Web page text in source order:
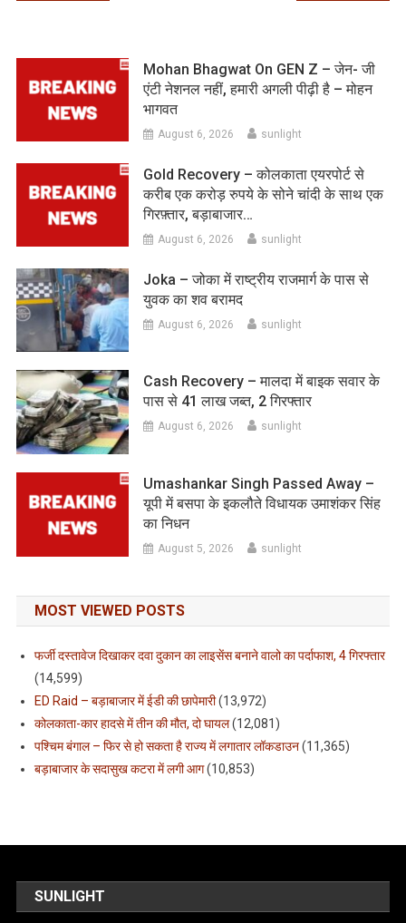
Mohan Bhagwat On GEN Z – जेन- जी
एंटी नेशनल नहीं, हमारी अगली पीढ़ी है – मोहन
भागवत
August 6, 2026 sunlight
Gold Recovery – कोलकाता एयरपोर्ट से
करीब एक करोड़ रुपये के सोने चांदी के साथ एक
गिरफ़्तार, बड़ाबाजार…
August 6, 2026 sunlight
Joka – जोका में राष्ट्रीय राजमार्ग के पास से
युवक का शव बरामद
August 6, 2026 sunlight
Cash Recovery – मालदा में बाइक सवार के
पास से 41 लाख जब्त, 2 गिरफ्तार
August 6, 2026 sunlight
Umashankar Singh Passed Away –
यूपी में बसपा के इकलौते विधायक उमाशंकर सिंह
का निधन
August 5, 2026 sunlight
MOST VIEWED POSTS
फर्जी दस्तावेज दिखाकर दवा दुकान का लाइसेंस बनाने वालो का पर्दाफाश, 4 गिरफ्तार
(14,599)
ED Raid – बड़ाबाजार में ईडी की छापेमारी(13,972)
कोलकाता-कार हादसे में तीन की मौत, दो घायल(12,081)
पश्चिम बंगाल – फिर से हो सकता है राज्य में लगातार लॉकडाउन(11,365)
बड़ाबाजार के सदासुख कटरा में लगी आग(10,853)
SUNLIGHT